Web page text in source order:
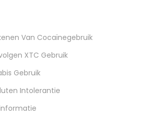
Van Cocaïnegebruik
XTC Gebruik
Gebruik
Intolerantie